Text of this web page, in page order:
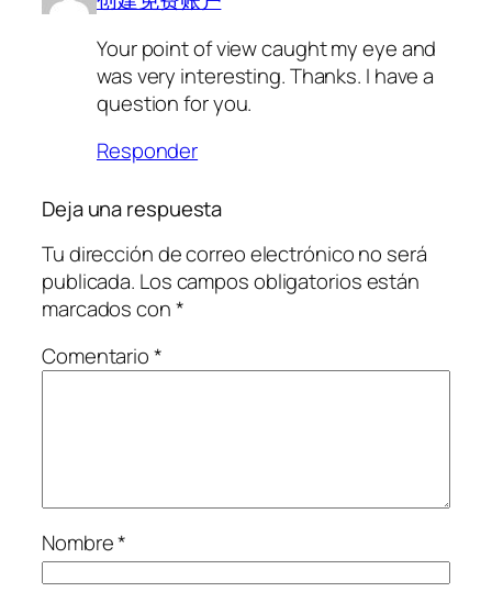
Your point of view caught my eye and
was very interesting. Thanks. I have a
question for you.
Responder
Deja una respuesta
Tu dirección de correo electrónico no será
publicada. Los campos obligatorios están
marcados con*
Comentario*
Nombre*